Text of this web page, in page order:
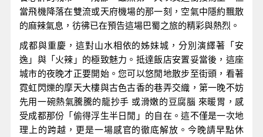
當飛機降落在雙流或天府機場的那一刻，空氣中隱約飄散
的麻辣氣息，彷彿已在預告這場巴蜀之旅的精彩與熱烈。
成都與重慶，這對山水相依的姊妹城，分別演繹著「安
逸」與「火辣」的極致魅力。抵達飯店安置妥當後，這座
城市的夜晚才正要開始。您可以悠閒地散步至街頭，看著
霓虹閃爍的摩天大樓與古色古香的巷弄交織，第一晚不妨
先用一碗熱氣騰騰的龍抄手 或滑嫩的豆腐腦 來暖胃，感
受成都那份「偷得浮生半日閒」的自在。這不僅是一次地
理上的跨越，更是一場感官的徹底解放。今晚請早點休